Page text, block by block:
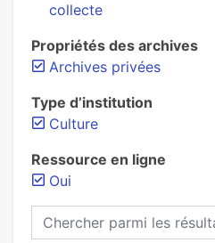
collecte
Propriétés des archives
Archives privées
Type d’institution
Culture
Ressource en ligne
Oui
Chercher parmi les